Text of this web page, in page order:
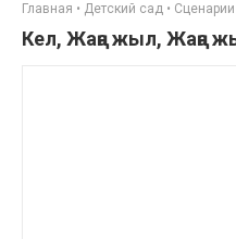
Главная • Детский сад •
Кел, Жаңа жыл, Жаңа